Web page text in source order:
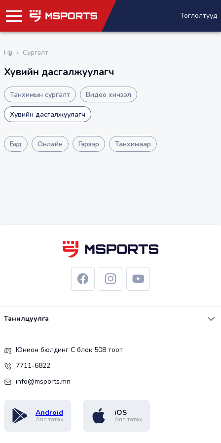
Тоглолтууд
Нүүр › Сургалт
Хувийн дасгалжуулагч
Танхимын сургалт Видео хичээл
Хувийн дасгалжуулагч
Бүгд Онлайн Гэрээр Танхимаар
Танилцуулга
Юнион бюлдинг С блок 508 тоот
7711-6822
info@msports.mn
Android
Апп татах
iOS
Апп татах